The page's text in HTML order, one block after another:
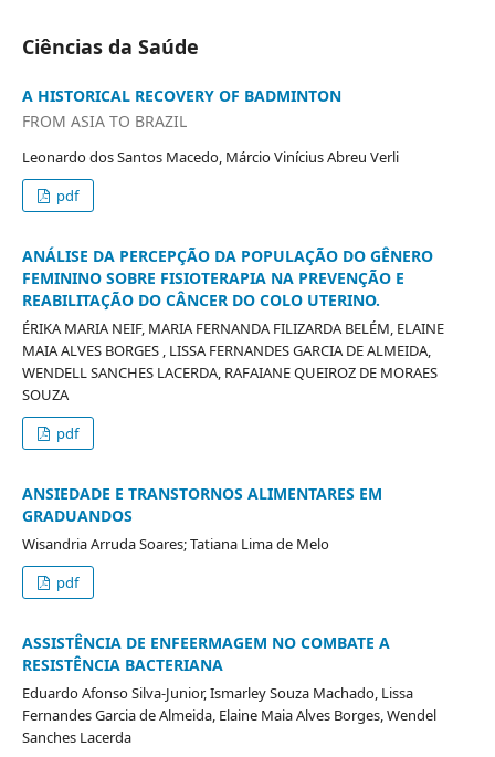
Ciências da Saúde
A HISTORICAL RECOVERY OF BADMINTON
FROM ASIA TO BRAZIL
Leonardo dos Santos Macedo, Márcio Vinícius Abreu Verli
pdf
ANÁLISE DA PERCEPÇÃO DA POPULAÇÃO DO GÊNERO
FEMININO SOBRE FISIOTERAPIA NA PREVENÇÃO E
REABILITAÇÃO DO CÂNCER DO COLO UTERINO.
ÉRIKA MARIA NEIF, MARIA FERNANDA FILIZARDA BELÉM, ELAINE
MAIA ALVES BORGES , LISSA FERNANDES GARCIA DE ALMEIDA,
WENDELL SANCHES LACERDA, RAFAIANE QUEIROZ DE MORAES
SOUZA
pdf
ANSIEDADE E TRANSTORNOS ALIMENTARES EM
GRADUANDOS
Wisandria Arruda Soares; Tatiana Lima de Melo
pdf
ASSISTÊNCIA DE ENFEERMAGEM NO COMBATE A
RESISTÊNCIA BACTERIANA
Eduardo Afonso Silva-Junior, Ismarley Souza Machado, Lissa
Fernandes Garcia de Almeida, Elaine Maia Alves Borges, Wendel
Sanches Lacerda